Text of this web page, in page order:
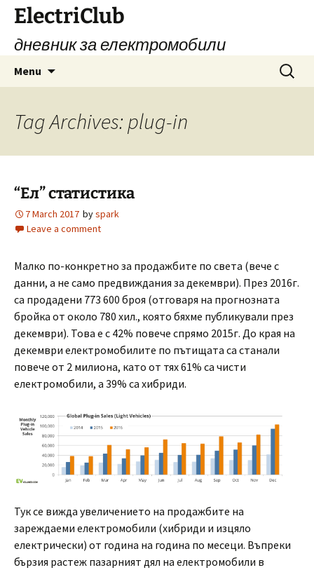
Skip
content
ElectriClub
дневник за електромобили
Menu
Search
for:
Tag Archives: plug-in
“Ел” статистика
7 March 2017 byspark
Leave a comment
Малко по-конкретно за продажбите по света (вече с
данни, а не само предвиждания за декември). През 2016г.
са продадени 773 600 броя (отговаря на прогнозната
бройка от около 780 хил., която бяхме публикували през
декември). Това е с 42% повече спрямо 2015г. До края на
декември електромобилите по пътищата са станали
повече от 2 милиона, като от тях 61% са чисти
електромобили, а 39% са хибриди.
Тук се вижда увеличението на продажбите на
зареждаеми електромобили (хибриди и изцяло
електрически) от година на година по месеци. Въпреки
бързия растеж пазарният дял на електромобили в